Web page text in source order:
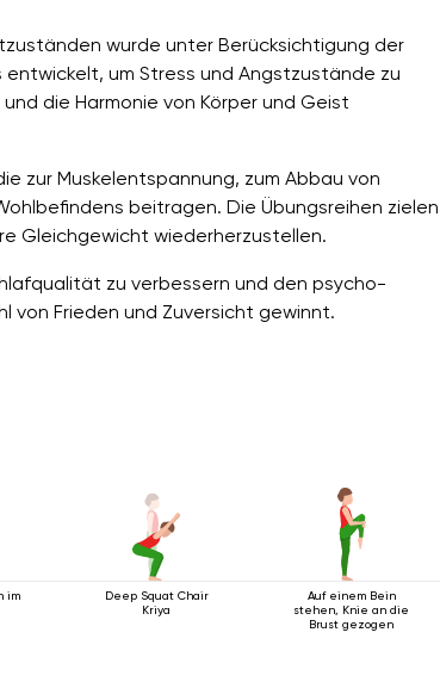
wurde unter Berücksichtigung der
um Stress und Angstzustände zu
die Harmonie von Körper und Geist
zur Muskelentspannung, zum Abbau von
beitragen. Die Übungsreihen zielen
Gleichgewicht wiederherzustellen.
zu verbessern und den psycho-
von Frieden und Zuversicht gewinnt.
im
Deep Squat Chair
Kriya
Auf einem Bein
stehen, Knie an die
Brust gezogen